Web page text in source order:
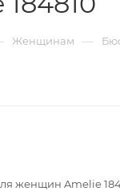
Женщинам —
женщин Amelie